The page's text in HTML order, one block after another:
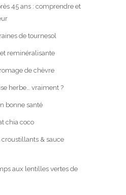
45 ans : comprendre et
de tournesol
et reminéralisante
de chèvre
herbe… vraiment ?
bonne santé
chia coco
& sauce
aux lentilles vertes de